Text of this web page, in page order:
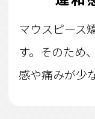
マウスピース
す。そのため
感や痛みが少